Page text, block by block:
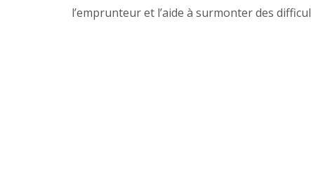
l’emprunteur et l’aide à surmonter des